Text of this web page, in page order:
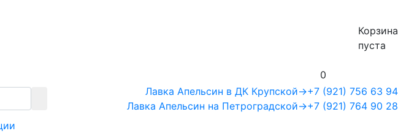
Корзина
пуста
0
+7 (921) 756 63 94
+7 (921) 764 90 28
Лавка Апельсин в ДК Крупской→
Лавка Апельсин на Петроградской→